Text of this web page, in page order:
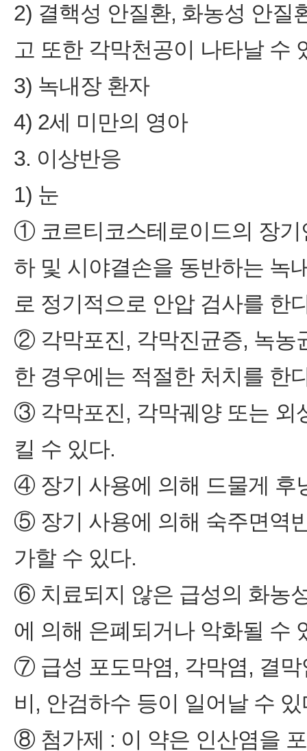
2) 결핵성 안질환, 화농성 안질
고 또한 각막천공이 나타날 수
3) 녹내장 환자
4) 2세 미만의 영아
3. 이상반응
1) 눈
① 코르티코스테로이드의 장기
하 및 시야결손을 동반하는 녹
로 정기적으로 안압 검사를 한
② 각막포진, 각막진균증, 녹농
한 경우에는 적절한 처치를 한
③ 각막포진, 각막궤양 또는 외
킬 수 있다.
④ 장기 사용에 의해 드물게 후
⑤ 장기 사용에 의해 숙주면역
가할 수 있다.
⑥ 치료되지 않은 급성의 화농
에 의해 은폐되거나 악화될 수
⑦ 급성 포도막염, 각막염, 결
비, 안검하수 등이 일어날 수 있
⑧ 첨가제 : 이 약은 인산염을